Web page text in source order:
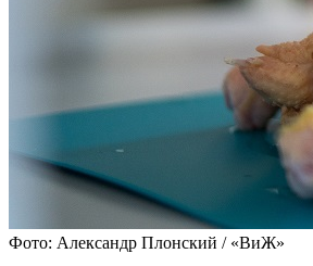
Фото: Александр Плонский / «ВиЖ»